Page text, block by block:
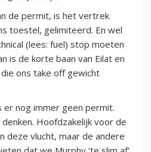
de permit, is het vertrek
toestel, gelimiteerd. En wel
(lees: fuel) stop moeten
is de korte baan van Eilat en
ons take off gewicht
nog immer geen permit.
Hoofdzakelijk voor de
deze vlucht, maar de andere